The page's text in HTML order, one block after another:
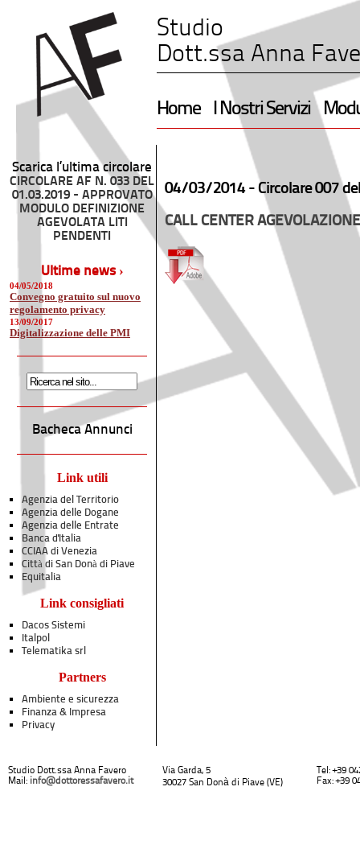
Studio
Dott.ssa Anna
Home I Nostri Servizi
Scarica l’ultima circolare
CIRCOLARE AF N. 033 DEL
01.03.2019 - APPROVATO
MODULO DEFINIZIONE
AGEVOLATA LITI
PENDENTI
Ultime news ›
04/05/2018
Convegno gratuito sul nuovo
regolamento privacy
13/09/2017
Digitalizzazione delle PMI
Bacheca Annunci
Link utili
Agenzia del Territorio
Agenzia delle Dogane
Agenzia delle Entrate
Banca d'Italia
CCIAA di Venezia
Città di San Donà di Piave
Equitalia
Link consigliati
Dacos Sistemi
Italpol
Telematika srl
Partners
Ambiente e sicurezza
Finanza & Impresa
Privacy
04/03/2014 - Circolare 007
CALL CENTER
Studio Dott.ssa Anna Favero
Mail: info@dottoressafavero.it
Via Garda, 5
30027 San Donà di Piave (VE)
Tel: +39
Fax: +39